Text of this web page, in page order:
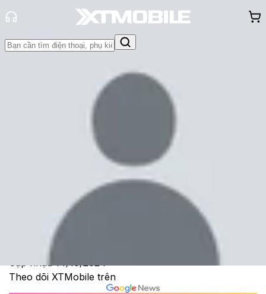
Hỏi đáp Thông báo
Hướng dẫn cách tắt và bật trạng
thái hoạt động trên Instagram
Trúc Huỳnh
Ngày đăng:
Cập nhật:14/10/2024
Theo dõi XTMobile trên